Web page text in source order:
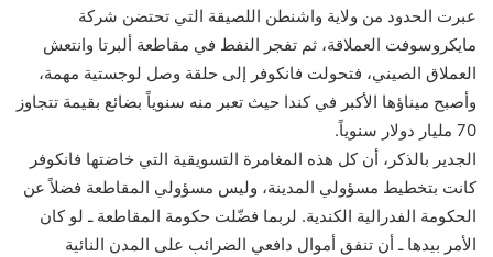
عبرت الحدود من ولاية واشنطن اللصيقة التي تحتضن شركة
مايكروسوفت العملاقة، ثم تفجر النفط في مقاطعة ألبرتا وانتعش
العملاق الصيني، فتحولت فانكوفر إلى حلقة وصل لوجستية مهمة،
وأصبح ميناؤها الأكبر في كندا حيث تعبر منه سنوياً بضائع بقيمة تتجاوز
70 مليار دولار سنوياً.
الجدير بالذكر، أن كل هذه المغامرة التسويقية التي خاضتها فانكوفر
كانت بتخطيط مسؤولي المدينة، وليس مسؤولي المقاطعة فضلاً عن
الحكومة الفدرالية الكندية. لربما فضّلت حكومة المقاطعة ـ لو كان
الأمر بيدها ـ أن تنفق أموال دافعي الضرائب على المدن النائية